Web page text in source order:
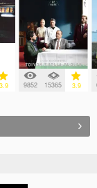
3.9 9852 15365 3.9